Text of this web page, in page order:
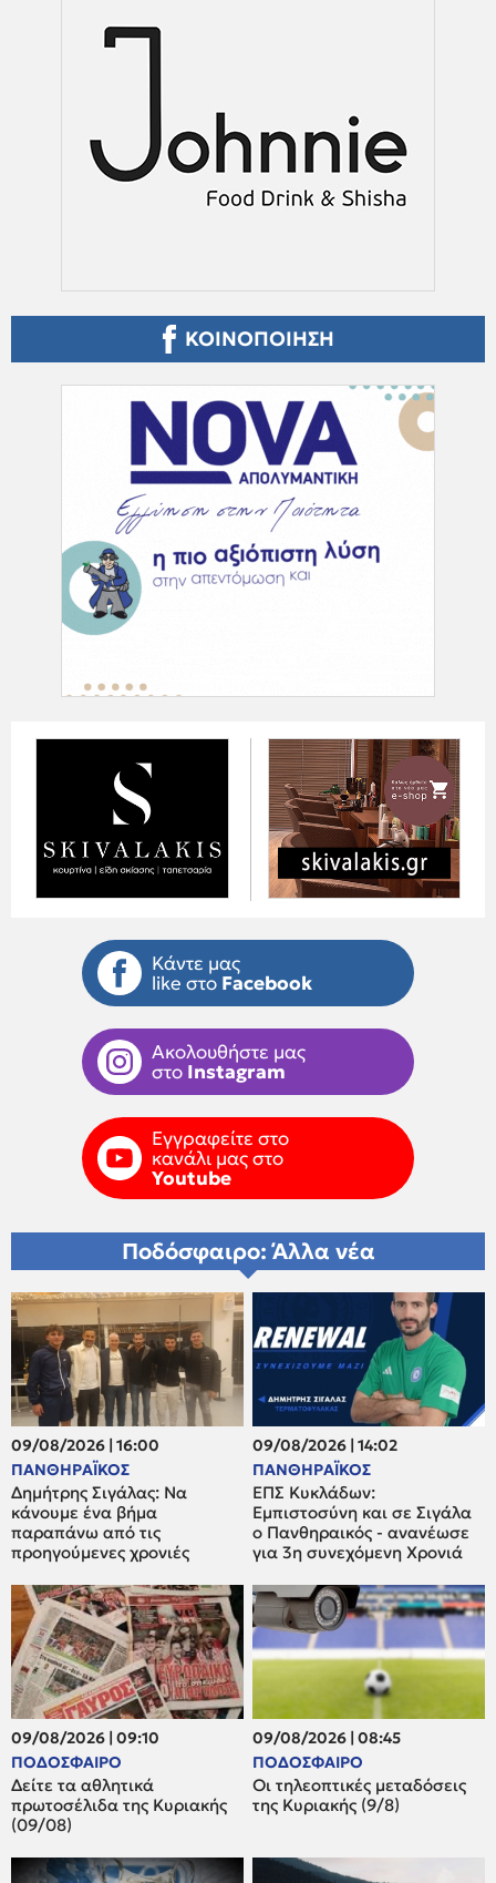
ΚΟΙΝΟΠΟΙΗΣΗ
Κάντε μας
like στο Facebook
Ακολουθήστε μας
στο Instagram
Εγγραφείτε στο
κανάλι μας στο
Youtube
Ποδόσφαιρο: Άλλα νέα
09/08/2026 | 16:00
ΠΑΝΘΗΡΑΪΚΟΣ
Δημήτρης Σιγάλας: Να
κάνουμε ένα βήμα
παραπάνω από τις
προηγούμενες χρονιές
09/08/2026 | 14:02
ΠΑΝΘΗΡΑΪΚΟΣ
ΕΠΣ Κυκλάδων:
Εμπιστοσύνη και σε Σιγάλα
ο Πανθηραικός - ανανέωσε
για 3η συνεχόμενη Χρονιά
09/08/2026 | 09:10
ΠΟΔΟΣΦΑΙΡΟ
Δείτε τα αθλητικά
πρωτοσέλιδα της Κυριακής
(09/08)
09/08/2026 | 08:45
ΠΟΔΟΣΦΑΙΡΟ
Οι τηλεοπτικές μεταδόσεις
της Κυριακής (9/8)